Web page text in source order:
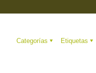
Categorías Etiquetas